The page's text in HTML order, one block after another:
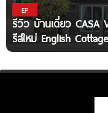
EP
รีวิว บ้านเดี่ยว CASA
รีส์ใหม่ English